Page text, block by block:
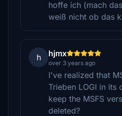
hoffe ich (mach
weiß nicht ob das
h hjmx
over 3 years ago
I've realized that
Trieben LOGI in its
keep the MSFS
deleted?